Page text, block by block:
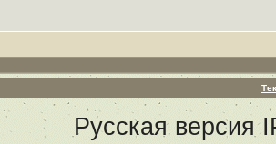
Русская версия